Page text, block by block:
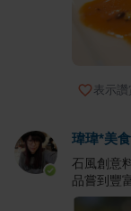
表示讚
瑋瑋*美
石風創意
品嘗到豐